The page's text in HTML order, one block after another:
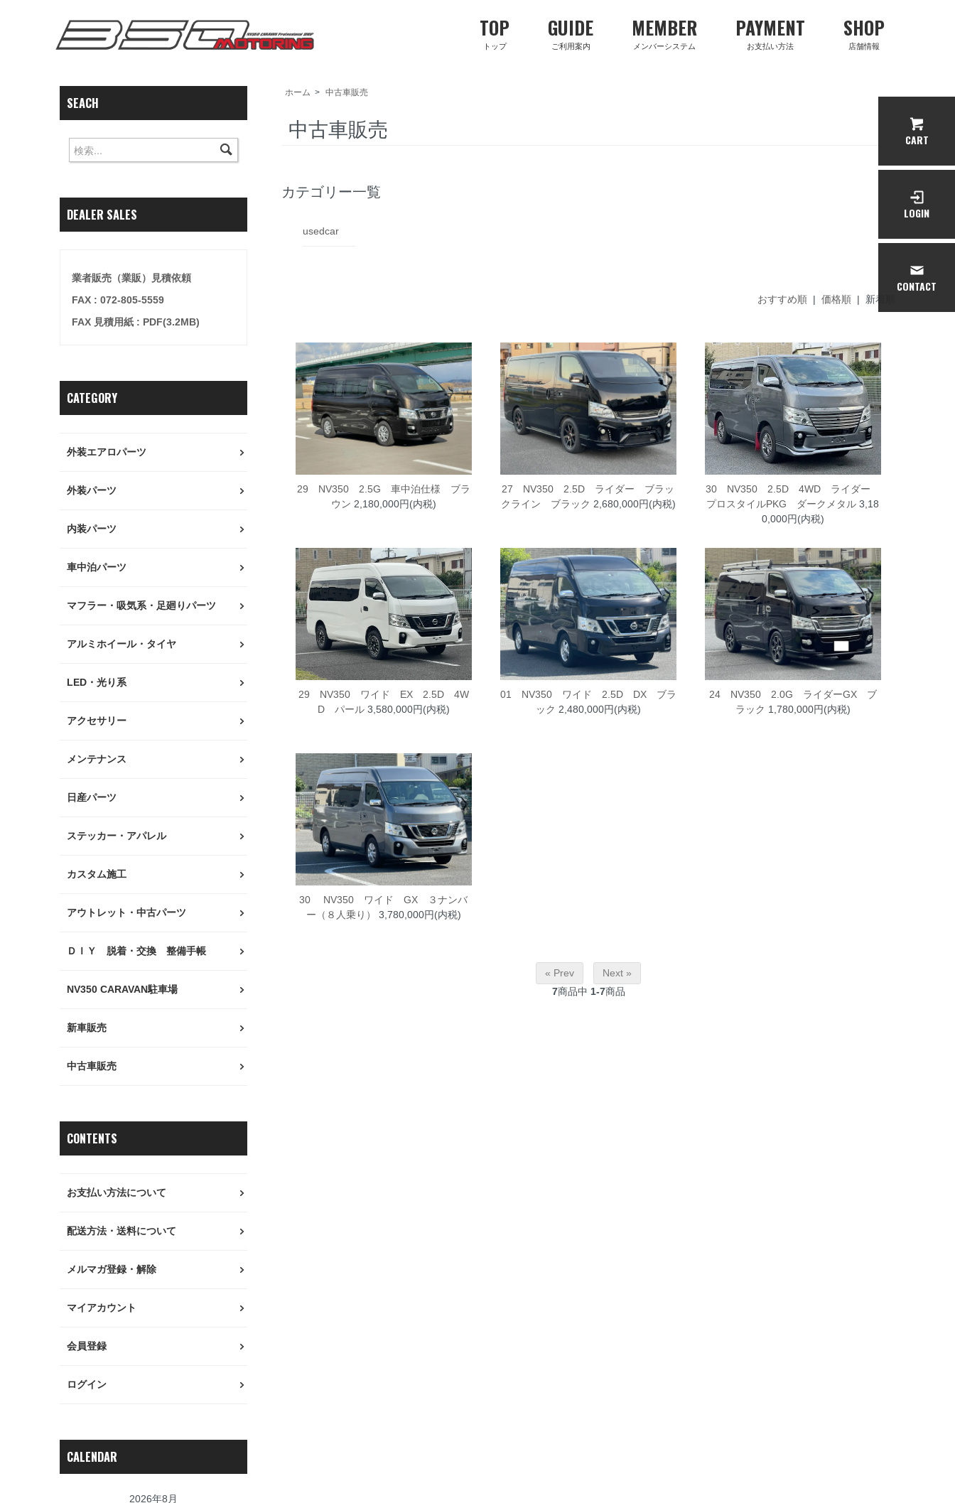
TOP
トップ
GUIDE
ご利用案内
MEMBER
メンバーシステム
PAYMENT
お支払い方法
SHOP
店舗情報
ホーム > 中古車販売
中古車販売
カテゴリー一覧
usedcar
おすすめ順 | 価格順 | 新着順
29 NV350 2.5G 車中泊仕様 ブラ
ウン 2,180,000円(内税)
27 NV350 2.5D ライダー ブラッ
クライン ブラック 2,680,000円(内税)
30 NV350 2.5D 4WD ライダー
プロスタイルPKG ダークメタル 3,18
0,000円(内税)
29 NV350 ワイド EX 2.5D 4W
D パール3,580,000円(内税)
01 NV350 ワイド 2.5D DX ブラ
ック 2,480,000円(内税)
24 NV350 2.0G ライダーGX ブ
ラック 1,780,000円(内税)
30 NV350 ワイド GX ３ナンバ
ー（８人乗り）
3,780,000円(内税)
« Prev
Next »
7商品中 1-7商品
SEACH
DEALER SALES
業者販売（業販）見積依頼
FAX : 072-805-5559
FAX 見積用紙 : PDF(3.2MB)
CATEGORY
外装エアロパーツ
外装パーツ
内装パーツ
車中泊パーツ
マフラー・吸気系・足廻りパーツ
アルミホイール・タイヤ
LED・光り系
アクセサリー
メンテナンス
日産パーツ
ステッカー・アパレル
カスタム施工
アウトレット・中古パーツ
ＤＩＹ 脱着・交換 整備手帳
NV350 CARAVAN駐車場
新車販売
中古車販売
CONTENTS
お支払い方法について
配送方法・送料について
メルマガ登録・解除
マイアカウント
会員登録
ログイン
CALENDAR
2026年8月
CART
LOGIN
CONTACT